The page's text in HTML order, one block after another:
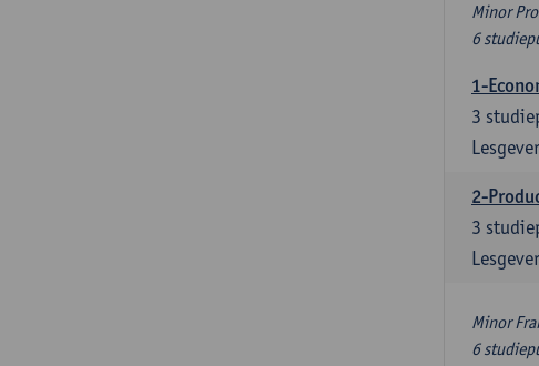
Minor
6
1-
3
2-
3
Minor
6